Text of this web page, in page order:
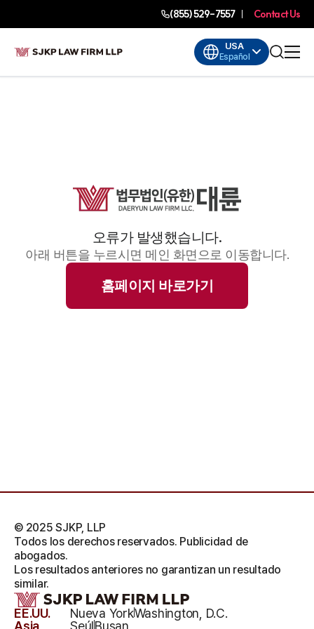
(855) 529-7557 Contact Us
USA
Español
오류가 발생했습니다.
아래 버튼을 누르시면 메인 화면으로 이동합니다.
홈페이지 바로가기
EE.UU. Nueva YorkWashington, D.C.
© 2025 SJKP, LLP
Todos los derechos reservados. Publicidad de
abogados.
Los resultados anteriores no garantizan un resultado
similar.